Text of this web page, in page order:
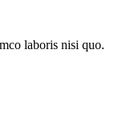
laboris nisi quo.